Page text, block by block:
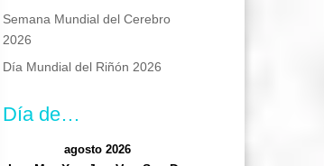
Semana Mundial del Cerebro
2026
Día Mundial del Riñón 2026
Día de…
agosto 2026